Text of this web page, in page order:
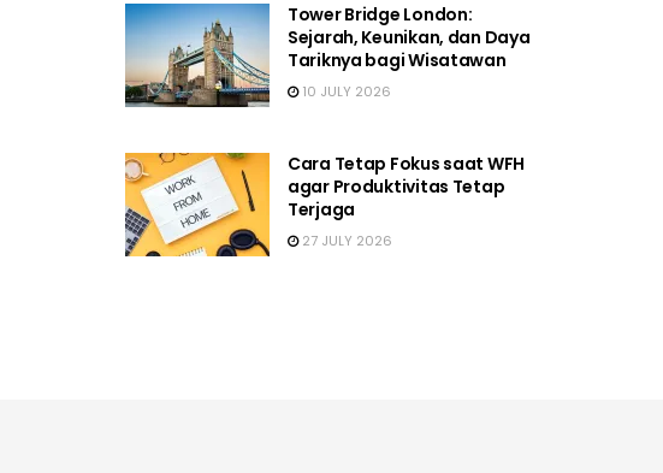
Tower Bridge London:
Sejarah, Keunikan, dan Daya
Tariknya bagi Wisatawan
10 JULY 2026
Cara Tetap Fokus saat WFH
agar Produktivitas Tetap
Terjaga
27 JULY 2026